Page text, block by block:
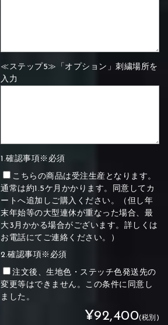
≪ステップ5≫「オプション」刺繍場所を
入力
1.確認事項※必須
こちらの商品は受注生産となります。
通常は約1.5ケ月かかります。同意してカ
ートへ追加しご購入ください。（但し年
末年始等の大型連休が重なった場合、最
大3月かかる場合がございます。詳しくは
お電話にてご連絡ください。）
2.確認事項※必須
注文後、生地色・ステッチ色発送先の
変更等はできません。この条件に同意し
ました。
¥92,400(税別)